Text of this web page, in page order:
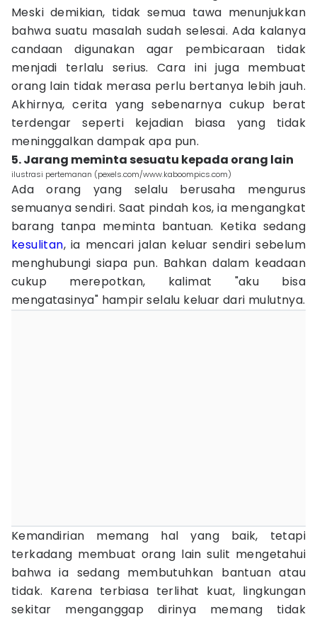
Meski demikian, tidak semua tawa menunjukkan
bahwa suatu masalah sudah selesai. Ada kalanya
candaan digunakan agar pembicaraan tidak
menjadi terlalu serius. Cara ini juga membuat
orang lain tidak merasa perlu bertanya lebih jauh.
Akhirnya, cerita yang sebenarnya cukup berat
terdengar seperti kejadian biasa yang tidak
meninggalkan dampak apa pun.
5. Jarang meminta sesuatu kepada orang lain
ilustrasi pertemanan (pexels.com/www.kaboompics.com)
Ada orang yang selalu berusaha mengurus
semuanya sendiri. Saat pindah kos, ia mengangkat
barang tanpa meminta bantuan. Ketika sedang
kesulitan, ia mencari jalan keluar sendiri sebelum
menghubungi siapa pun. Bahkan dalam keadaan
cukup merepotkan, kalimat "aku bisa
mengatasinya" hampir selalu keluar dari mulutnya.
Kemandirian memang hal yang baik, tetapi
terkadang membuat orang lain sulit mengetahui
bahwa ia sedang membutuhkan bantuan atau
tidak. Karena terbiasa terlihat kuat, lingkungan
sekitar menganggap dirinya memang tidak